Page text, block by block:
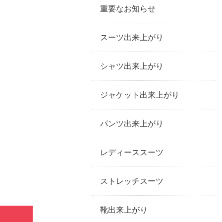
重要なお知らせ
スーツ出来上がり
シャツ出来上がり
ジャケット出来上がり
パンツ出来上がり
レディーススーツ
ストレッチスーツ
靴出来上がり